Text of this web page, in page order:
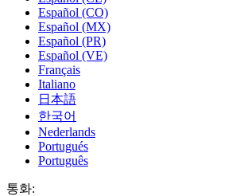
Español (CO)
Español (MX)
Español (PR)
Español (VE)
Français
Italiano
日本語
한국어
Nederlands
Portugués
Português
통화: